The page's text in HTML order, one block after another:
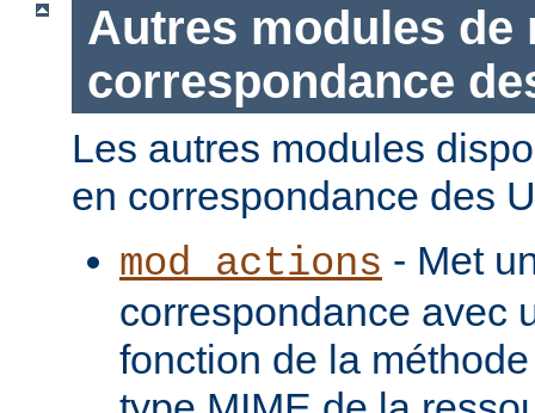
Autres modules de
correspondance
Les autres modules
en correspondance des
mod_actions - Met
correspondance avec
fonction de la